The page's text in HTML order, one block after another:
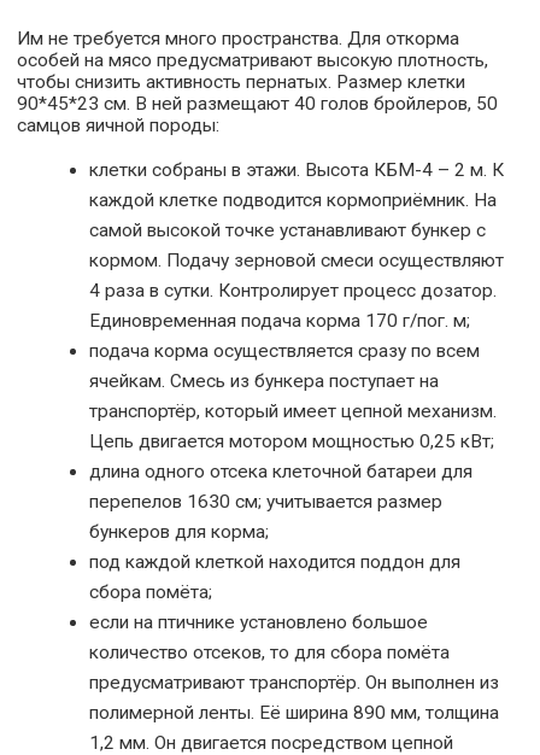
Им не требуется много пространства. Для откорма
особей на мясо предусматривают высокую плотность,
чтобы снизить активность пернатых. Размер клетки
90*45*23 см. В ней размещают 40 голов бройлеров, 50
самцов яичной породы:
клетки собраны в этажи. Высота КБМ-4 – 2 м. К
каждой клетке подводится кормоприёмник. На
самой высокой точке устанавливают бункер с
кормом. Подачу зерновой смеси осуществляют
4 раза в сутки. Контролирует процесс дозатор.
Единовременная подача корма 170 г/пог. м;
подача корма осуществляется сразу по всем
ячейкам. Смесь из бункера поступает на
транспортёр, который имеет цепной механизм.
Цепь двигается мотором мощностью 0,25 кВт;
длина одного отсека клеточной батареи для
перепелов 1630 см; учитывается размер
бункеров для корма;
под каждой клеткой находится поддон для
сбора помёта;
если на птичнике установлено большое
количество отсеков, то для сбора помёта
предусматривают транспортёр. Он выполнен из
полимерной ленты. Её ширина 890 мм, толщина
1,2 мм. Он двигается посредством цепной